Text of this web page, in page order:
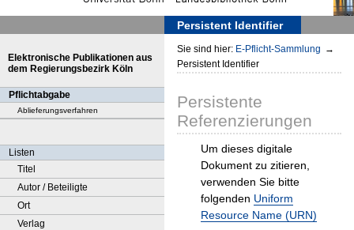
Persistent Identifier
Elektronische Publikationen aus
dem Regierungsbezirk Köln
Pflichtabgabe
Ablieferungsverfahren
Listen
Titel
Autor / Beteiligte
Ort
Verlag
Sie sind hier: E-Pflicht-Sammlung →
Persistent Identifier
Persistente
Referenzierungen
Um dieses digitale
Dokument zu zitieren,
verwenden Sie bitte
folgenden Uniform
Resource Name (URN)